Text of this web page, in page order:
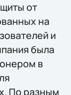
от
на
и
была
в
По разным